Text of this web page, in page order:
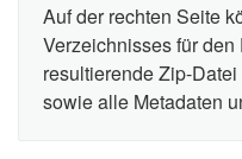
Auf der rechten Seite
Verzeichnisses für
resultierende Zip-
sowie alle Metadaten